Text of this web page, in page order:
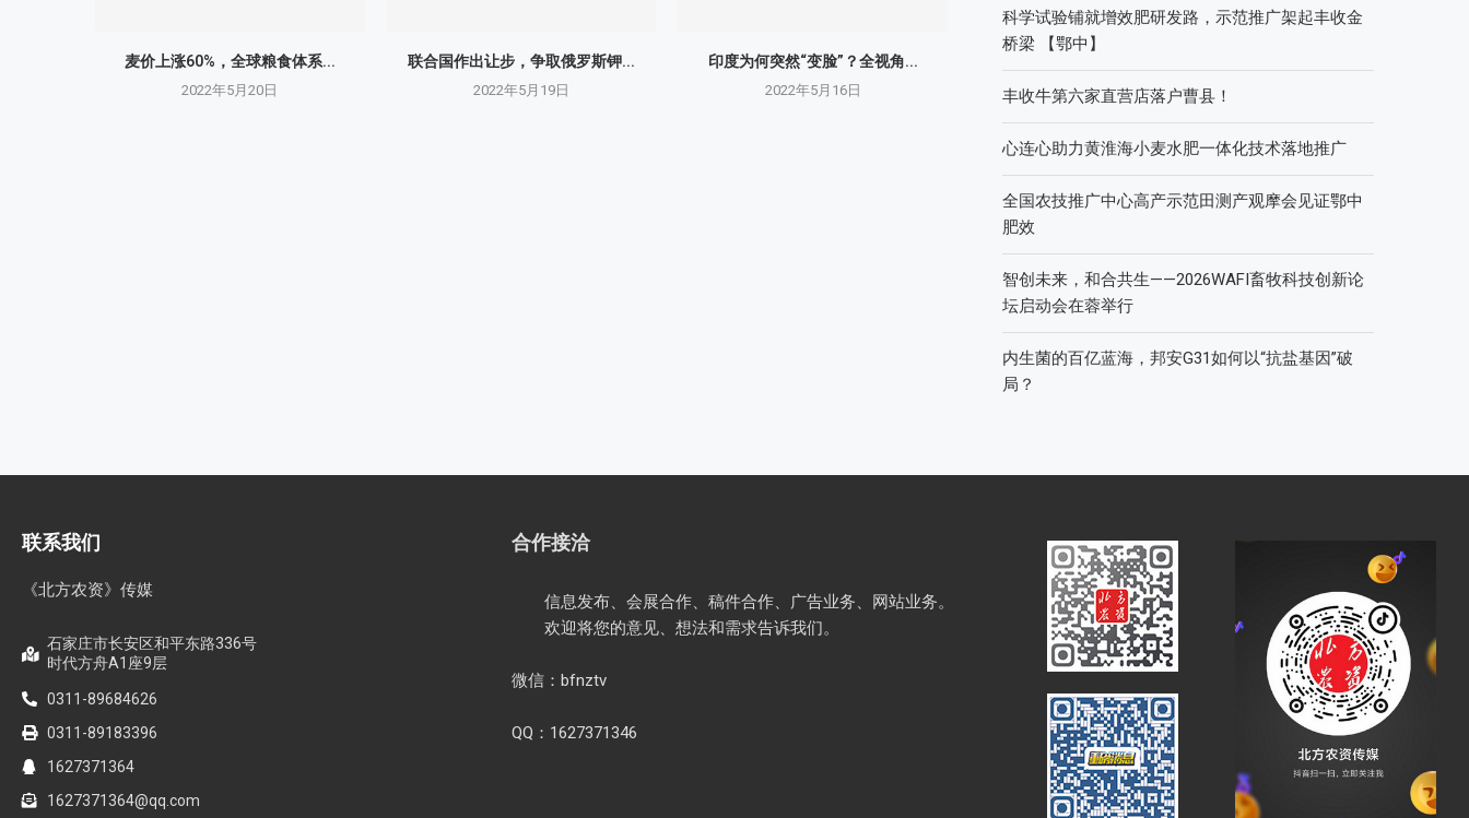
麦价上涨60%，全球粮食体系...
2022年5月20日
联合国作出让步，争取俄罗斯钾...
2022年5月19日
印度为何突然“变脸”？全视角...
2022年5月16日
科学试验铺就增效肥研发路，示范推广架起丰收金
桥梁 【鄂中】
丰收牛第六家直营店落户曹县！
心连心助力黄淮海小麦水肥一体化技术落地推广
全国农技推广中心高产示范田测产观摩会见证鄂中
肥效
智创未来，和合共生——2026WAFI畜牧科技创新论
坛启动会在蓉举行
内生菌的百亿蓝海，邦安G31如何以“抗盐基因”破
局？
联系我们
《北方农资》传媒
石家庄市长安区和平东路336号
时代方舟A1座9层
0311-89684626
0311-89183396
1627371364
1627371364@qq.com
合作接洽
信息发布、会展合作、稿件合作、广告业务、网站业务。
欢迎将您的意见、想法和需求告诉我们。
微信：bfnztv
QQ：1627371346